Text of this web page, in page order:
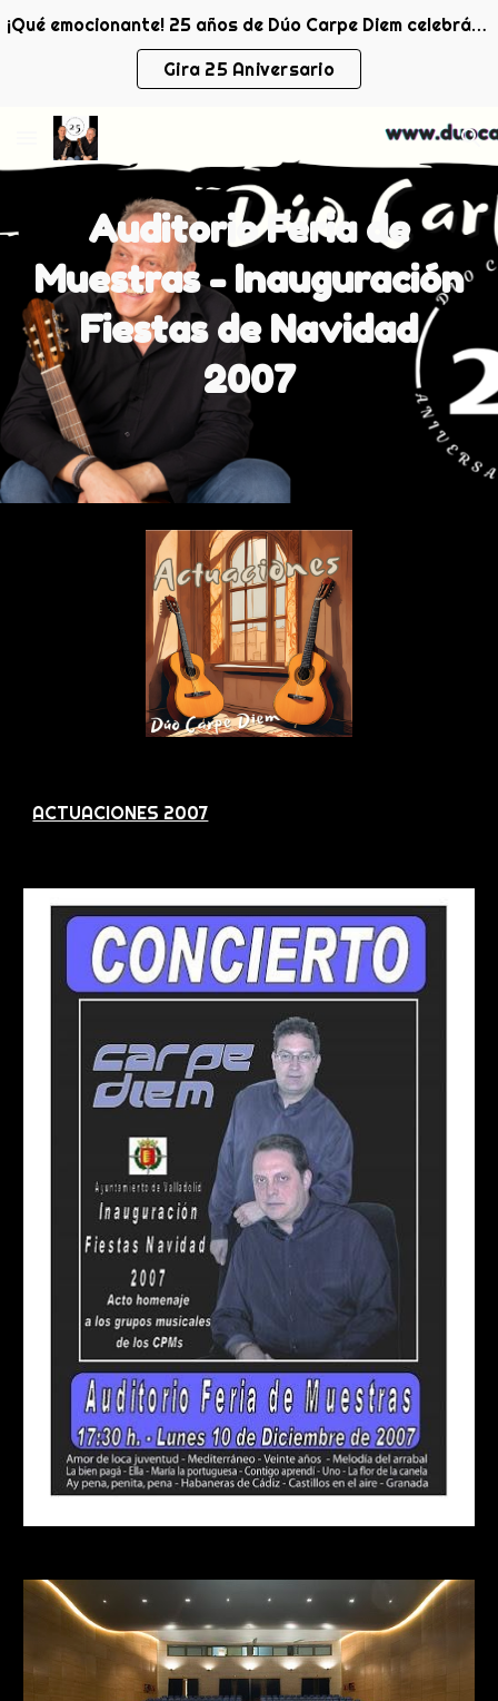
¡Qué emocionante! 25 años de Dúo Carpe Diem celebrándolo con todo el público que nos ha acompañado. ¡Gracias!
Gira 25 Aniversario
Auditorio Feria de
Muestras - Inauguración
Fiestas de Navidad
2007
ACTUACIONES 2007